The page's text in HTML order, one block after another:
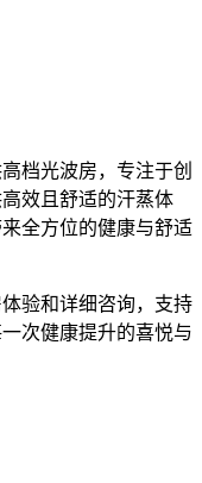
档光波房，专注于创
效且舒适的汗蒸体
全方位的健康与舒适
验和详细咨询，支持
次健康提升的喜悦与